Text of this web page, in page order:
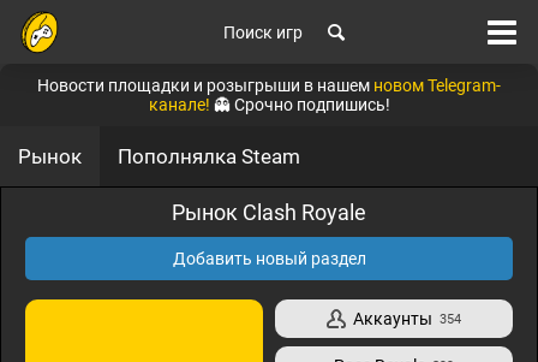
Поиск игр
Новости площадки и розыгрыши в нашем новом Telegram-
канале! 👻 Срочно подпишись!
Рынок Пополнялка Steam
Рынок Clash Royale
Добавить новый раздел
Аккаунты 354